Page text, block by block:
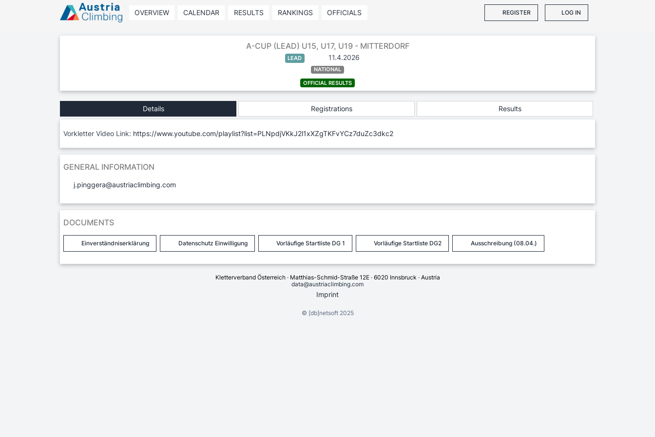
OVERVIEW CALENDAR RESULTS RANKINGS OFFICIALS REGISTER LOG IN
A-CUP (LEAD) U15, U17, U19 - MITTERDORF
LEAD 11.4.2026
NATIONAL
OFFICIAL RESULTS
Details Registrations Results
Vorkletter Video Link: https://www.youtube.com/playlist?list=PLNpdjVKkJ2l1xXZgTKFvYCz7duZc3dkc2
GENERAL INFORMATION
j.pinggera@austriaclimbing.com
DOCUMENTS
Einverständniserklärung Datenschutz Einwilligung Vorläufige Startliste DG 1 Vorläufige Startliste DG2 Ausschreibung (08.04.)
Kletterverband Österreich · Matthias-Schmid-Straße 12E · 6020 Innsbruck · Austria
data@austriaclimbing.com
Imprint
© [db]netsoft2025